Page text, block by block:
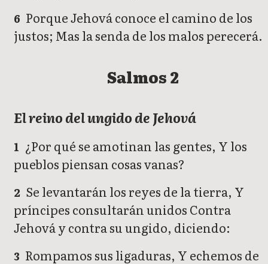
6 Porque Jehová conoce el camino de los
justos; Mas la senda de los malos perecerá.
Salmos 2
El reino del ungido de Jehová
1 ¿Por qué se amotinan las gentes, Y los
pueblos piensan cosas vanas?
2 Se levantarán los reyes de la tierra, Y
príncipes consultarán unidos Contra
Jehová y contra su ungido, diciendo:
3 Rompamos sus ligaduras, Y echemos de